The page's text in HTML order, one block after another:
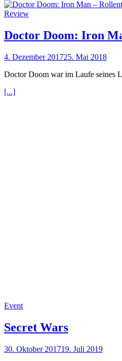
Review
Doctor Doom: Iron
4. Dezember 201725. Mai 2018
Doctor Doom war im Laufe seines
[...]
Event
Secret Wars
30. Oktober 201719. Juli 2019